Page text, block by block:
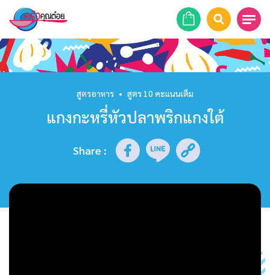
หน้าแรก
ร้านอาหาร
รายการย้อนหลัง
สูตรอาหาร • สูตร 10 คะแนนเต็ม
แกงกะหรี่หัวปลาพริกแกงใต้
Share :